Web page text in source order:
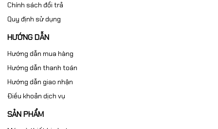
Chính sách đổi trả
Quy định sử dụng
HƯỚNG DẪN
Hướng dẫn mua hàng
Hướng dẫn thanh toán
Hướng dẫn giao nhận
Điều khoản dịch vụ
SẢN PHẨM